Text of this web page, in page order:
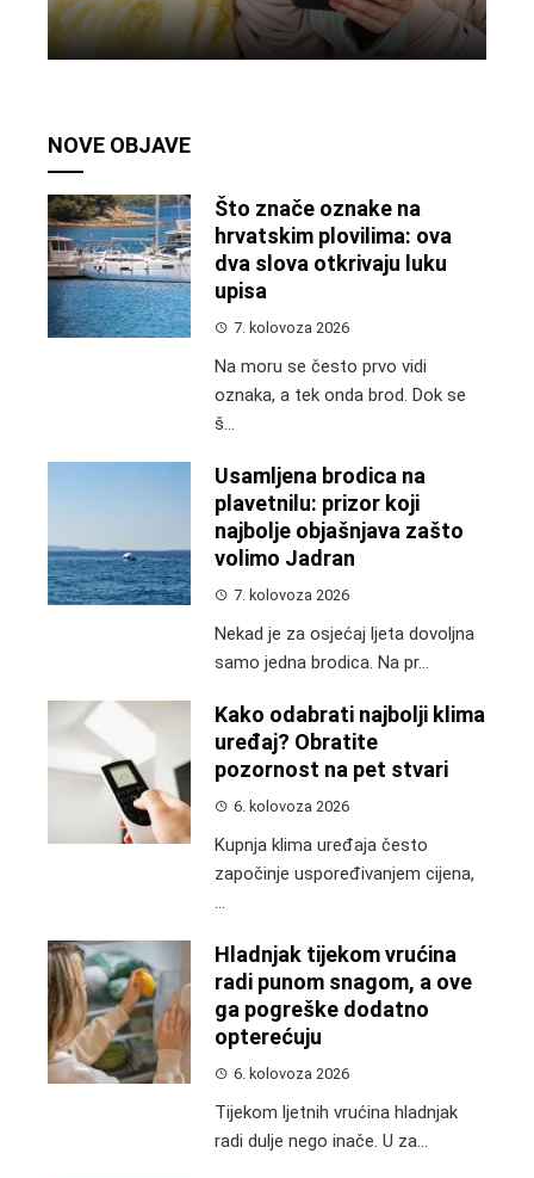
Više
NOVE OBJAVE
Što znače oznake na
hrvatskim plovilima: ova
dva slova otkrivaju luku
upisa
7. kolovoza 2026
Na moru se često prvo vidi
oznaka, a tek onda brod. Dok se
š...
Usamljena brodica na
plavetnilu: prizor koji
najbolje objašnjava zašto
volimo Jadran
7. kolovoza 2026
Nekad je za osjećaj ljeta dovoljna
samo jedna brodica. Na pr...
Kako odabrati najbolji klima
uređaj? Obratite
pozornost na pet stvari
6. kolovoza 2026
Kupnja klima uređaja često
započinje uspoređivanjem cijena,
Hladnjak tijekom vrućina
radi punom snagom, a ove
ga pogreške dodatno
opterećuju
6. kolovoza 2026
Tijekom ljetnih vrućina hladnjak
radi dulje nego inače. U za...